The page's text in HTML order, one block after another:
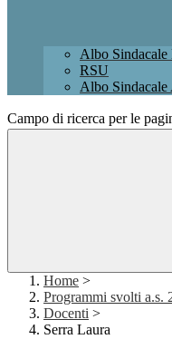
Albo Sindacale
RSU
Albo
Campo di ricerca per le
Home >
Programmi svolti a.s.
Docenti >
Serra Laura